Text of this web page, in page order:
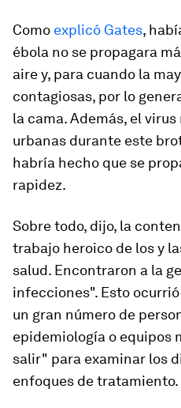
Como explicó Gates,
ébola no se propagara
aire y, para cuando la
contagiosas, por lo
la cama. Además, el
urbanas durante este
habría hecho que se
rapidez.
Sobre todo, dijo, la
trabajo heroico de los y
salud. Encontraron a la
infecciones". Esto
un gran número de
epidemiología o equipos
salir" para examinar los
enfoques de tratamiento.